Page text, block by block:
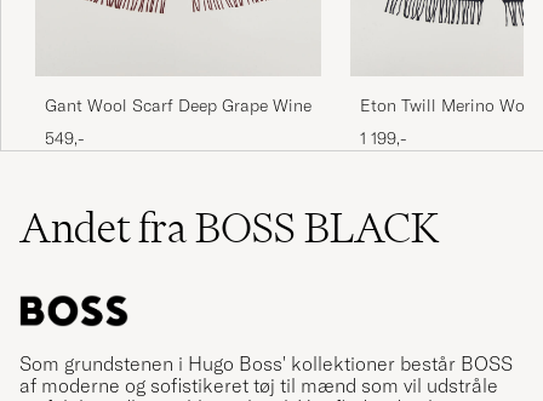
Gant Wool Scarf Deep Grape Wine
549,-
Eton Twill Merino Wool
Blue
1 199,-
Andet fra BOSS BLACK
Som grundstenen i Hugo Boss' kollektioner består BOSS
af moderne og sofistikeret tøj til mænd som vil udstråle